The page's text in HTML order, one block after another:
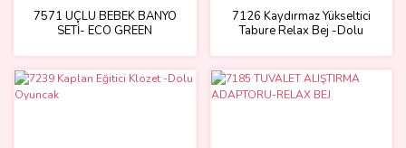
7571 ÜÇLÜ BEBEK BANYO
SETİ- ECO GREEN
7126 Kaydırmaz Yükseltici
Tabure Relax Bej -Dolu